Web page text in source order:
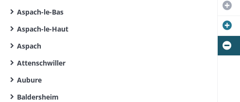
Aspach-le-Bas
Aspach-le-Haut
Aspach
Attenschwiller
Aubure
Baldersheim